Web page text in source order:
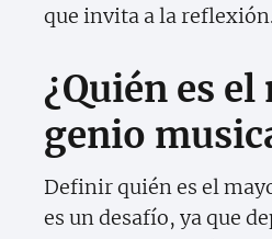
que invita a la
¿Quién es
genio
Definir quién es el
es un desafío, ya que